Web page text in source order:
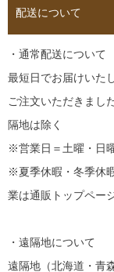
配送について
・通常配送について
最短日でお届けいた
ご注文いただきまし
隔地は除く
※営業日＝土曜・日
※夏季休暇・冬季休
業は通販トップペー
・遠隔地について
遠隔地（北海道・青